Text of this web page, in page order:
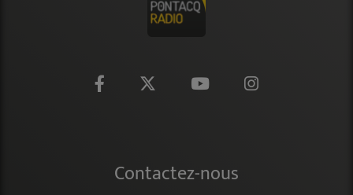
Contactez-nous